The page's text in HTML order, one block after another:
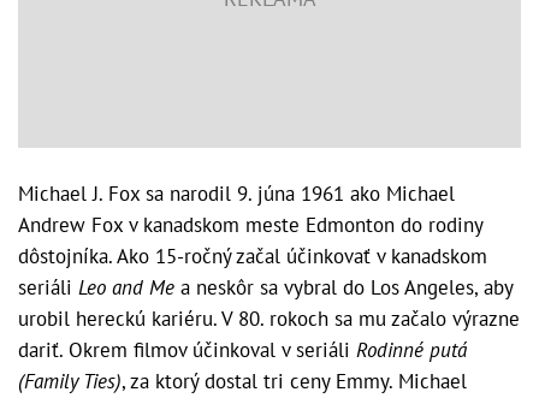
Michael J. Fox sa narodil 9. júna 1961 ako Michael
Andrew Fox v kanadskom meste Edmonton do rodiny
dôstojníka. Ako 15-ročný začal účinkovať v kanadskom
seriáli Leo and Me a neskôr sa vybral do Los Angeles, aby
urobil hereckú kariéru. V 80. rokoch sa mu začalo výrazne
dariť. Okrem filmov účinkoval v seriáli Rodinné putá
(Family Ties), za ktorý dostal tri ceny Emmy. Michael